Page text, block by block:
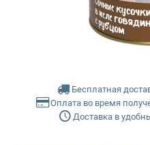
Бесплатная
Оплата во время
Доставка в